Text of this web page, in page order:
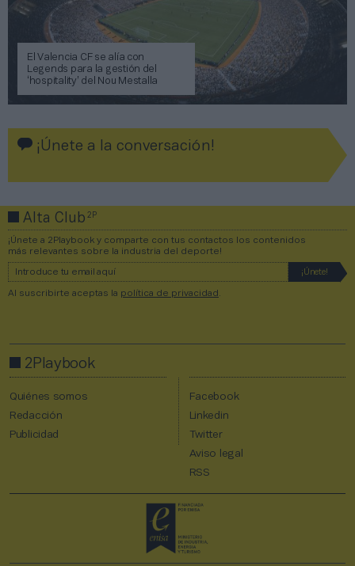
El Valencia CF se alía con
Legends para la gestión del
‘hospitality’ del Nou Mestalla
¡Únete a la conversación!
Alta Club2P
¡Únete a 2Playbook y comparte con tus contactos los contenidos
más relevantes sobre la industria del deporte!
Al suscribirte aceptas la política de privacidad .
2Playbook
Quiénes somos
Redacción
Publicidad
Facebook
Linkedin
Twitter
Aviso legal
RSS